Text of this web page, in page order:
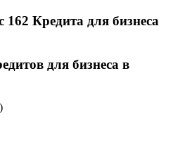
Кредита для бизнеса
для бизнеса в